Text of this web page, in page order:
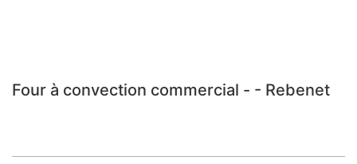
Four à convection commercial - - Rebenet